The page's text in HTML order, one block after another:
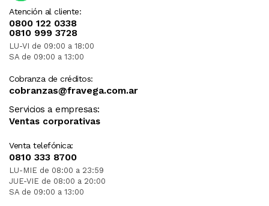
Atención al cliente:
0800 122 0338
0810 999 3728
LU-VI de 09:00 a 18:00
SA de 09:00 a 13:00
Cobranza de créditos:
cobranzas@fravega.com.ar
Servicios a empresas:
Ventas corporativas
Venta telefónica:
0810 333 8700
LU-MIE de 08:00 a 23:59
JUE-VIE de 08:00 a 20:00
SA de 09:00 a 13:00